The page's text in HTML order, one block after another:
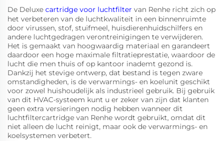
De Deluxe cartridge voor luchtfilter van Renhe richt zich op
het verbeteren van de luchtkwaliteit in een binnenruimte
door virussen, stof, stuifmeel, huisdierenhuidschilfers en
andere luchtgedragen verontreinigingen te verwijderen.
Het is gemaakt van hoogwaardig materiaal en garandeert
daardoor een hoge maximale filtratieprestatie, waardoor de
lucht die men thuis of op kantoor inademt gezond is.
Dankzij het stevige ontwerp, dat bestand is tegen zware
omstandigheden, is de verwarmings- en koelunit geschikt
voor zowel huishoudelijk als industrieel gebruik. Bij gebruik
van dit HVAC-systeem kunt u er zeker van zijn dat klanten
geen extra versieringen nodig hebben wanneer dit
luchtfiltercartridge van Renhe wordt gebruikt, omdat dit
niet alleen de lucht reinigt, maar ook de verwarmings- en
koelsystemen verbetert.